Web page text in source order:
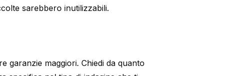
sarebbero inutilizzabili.
garanzie maggiori. Chiedi da quanto